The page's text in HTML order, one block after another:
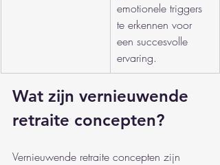
emotionele triggers
te erkennen voor
een succesvolle
ervaring.
Wat zijn vernieuwende
retraite concepten?
Vernieuwende retraite concepten zijn